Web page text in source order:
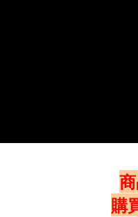
購